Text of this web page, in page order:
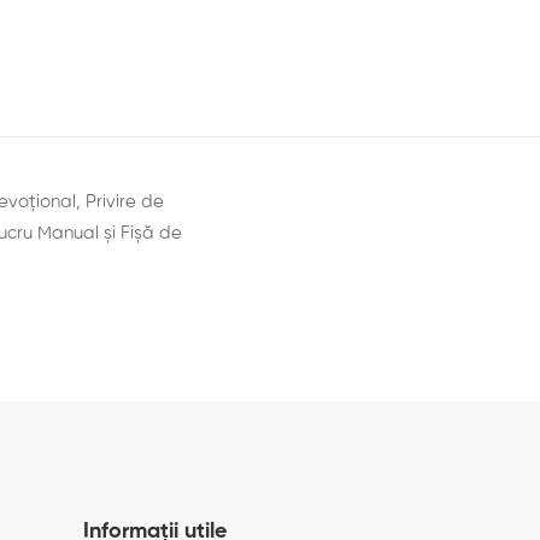
Privire de
Manual şi Fișă de
Informații utile